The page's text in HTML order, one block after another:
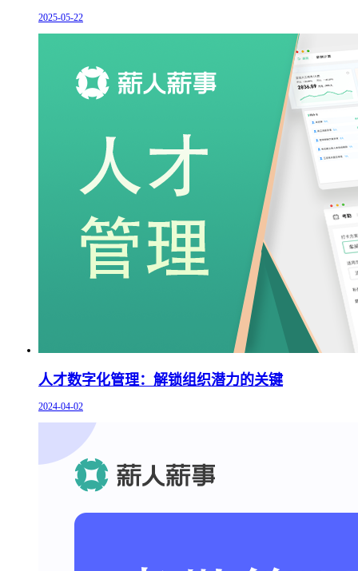
2025-05-22
人才数字化管理：解锁组织潜力的关键
2024-04-02